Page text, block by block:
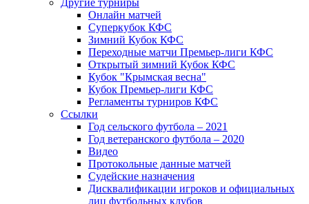
Другие турниры
Онлайн матчей
Суперкубок КФС
Зимний Кубок КФС
Переходные матчи Премьер-лиги КФС
Открытый зимний Кубок КФС
Кубок "Крымская весна"
Кубок Премьер-лиги КФС
Регламенты турниров КФС
Ссылки
Год сельского футбола – 2021
Год ветеранского футбола – 2020
Видео
Протокольные данные матчей
Судейские назначения
Дисквалификации игроков и официальных
лиц футбольных клубов